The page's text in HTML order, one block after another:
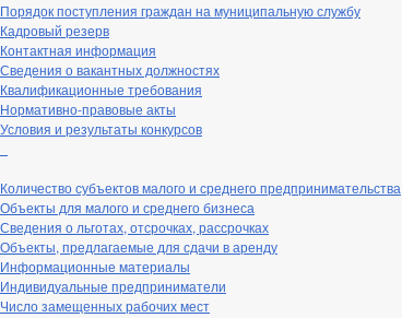
Порядок поступления граждан на муниципальную службу
Кадровый резерв
Контактная информация
Сведения о вакантных должностях
Квалификационные требования
Нормативно-правовые акты
Условия и результаты конкурсов
Количество субъектов малого и среднего предпринимательства
Объекты для малого и среднего бизнеса
Сведения о льготах, отсрочках, рассрочках
Объекты, предлагаемые для сдачи в аренду
Информационные материалы
Индивидуальные предприниматели
Число замещенных рабочих мест